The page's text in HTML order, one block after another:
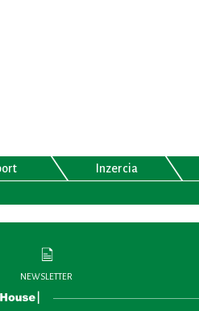
Inzercia
NEWSLETTER